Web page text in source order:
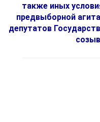
также иных
предвыборной
депутатов